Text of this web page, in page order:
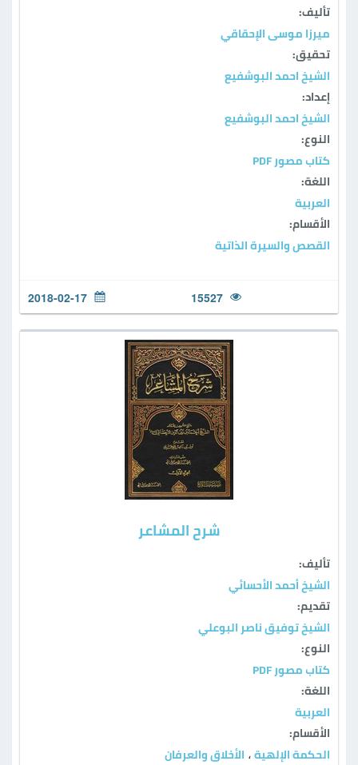
تأليف:
ميرزا موسى الإحقاقي
تحقيق:
الشيخ احمد البوشفيع
إعداد:
الشيخ احمد البوشفيع
النوع:
كتاب مصور PDF
اللغة:
العربية
الأقسام:
القصص والسيرة الذاتية
15527
2018-02-17
شرح المشاعر
تأليف:
الشيخ أحمد الأحسائي
تقديم:
الشيخ توفيق ناصر البوعلي
النوع:
كتاب مصور PDF
اللغة:
العربية
الأقسام:
الحكمة الإلهية ، الأخلاق والعرفان